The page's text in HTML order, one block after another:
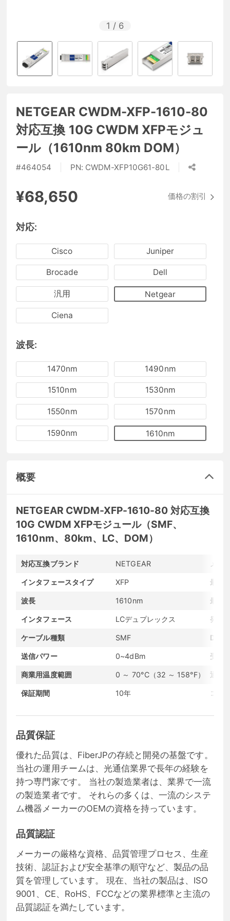
1 / 6
NETGEAR CWDM-XFP-1610-80
対応互換 10G CWDM XFPモジュ
ール（1610nm 80km DOM）
#464054 PN: CWDM-XFP10G61-80L
¥68,650 価格の割引
対応:
Cisco Juniper
Brocade Dell
汎用 Netgear
Ciena
波長:
1470nm 1490nm
1510nm 1530nm
1550nm 1570nm
1590nm 1610nm
概要
NETGEAR CWDM-XFP-1610-80 対応互換
10G CWDM XFPモジュール（SMF、
1610nm、80km、LC、DOM）
対応互換ブランド NETGEAR
インタフェースタイプ XFP 最大
波長 1610nm 最大
インタフェース LCデュプレックス 発光
ケーブル種類 SMF DOM
送信パワー 0~4dBm 受信
商業用温度範囲 0 ～ 70°C（32 ～ 158°F） 通信
保証期間 10年 コン
品質保証
優れた品質は、FiberJPの存続と開発の基盤です。
当社の運用チームは、光通信業界で長年の経験を
持つ専門家です。 当社の製造業者は、業界で一流
の製造業者です。 それらの多くは、一流のシステ
ム機器メーカーのOEMの資格を持っています。
品質認証
メーカーの厳格な資格、品質管理プロセス、生産
技術、認証および安全基準の順守など、製品の品
質を管理しています。 現在、当社の製品は、ISO
9001、CE、RoHS、FCCなどの業界標準と主流の
品質認証を満たしています。